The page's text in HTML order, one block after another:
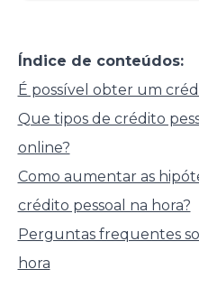
Índice de conteúdos:
É possível obter um
Que tipos de crédito
online?
Como aumentar as
crédito pessoal na hora?
Perguntas frequentes
hora